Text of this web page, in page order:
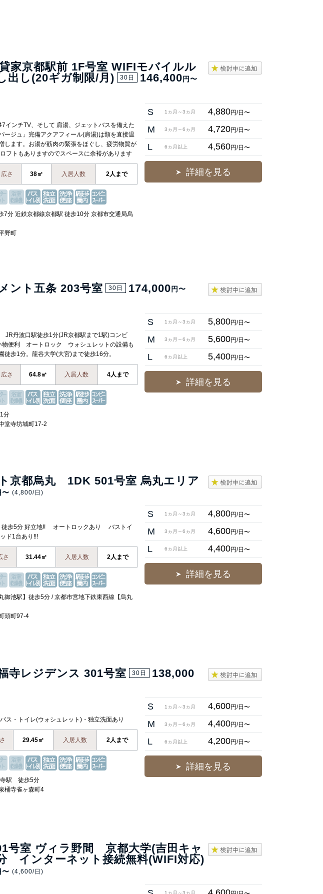
家京都駅前 1F号室 WIFIモバイルル
出し(20ギガ制限/月)
30日 146,400円〜
インチTV、そして 肩湯、ジェットバスを備えた
ージュ」完備アクアフィール(肩湯)は頸を直接温
します。お湯が筋肉の緊張をほぐし、疲労物質が
フトもありますのでスペースに余裕があります
広さ 38㎡ 入居人数 2人まで
7分 近鉄京都線京都駅 徒歩10分 京都市交通局烏
野町
S 1ヵ月～3ヵ月 4,880円/日〜
M 3ヵ月～6ヵ月 4,720円/日〜
L 6ヵ月以上 4,560円/日〜
詳細を見る
ント五条 203号室 30日 174,000 円〜
JR丹波口駅徒歩1分(JR京都駅まで1駅)コンビ
物便利 オートロック ウォシュレットの設備も
徒歩1分。龍谷大学(大宮)まで徒歩16分。
広さ 64.8㎡ 入居人数 4人まで
分
堂寺坊城町17-2
S 1ヵ月～3ヵ月 5,800円/日〜
M 3ヵ月～6ヵ月 5,600円/日〜
L 6ヵ月以上 5,400円/日〜
詳細を見る
京都烏丸 1DK 501号室 烏丸エリア
〜 (4,800/日)
徒歩5分 好立地!! オートロックあり バストイ
ド1台あり!!!
さ 31.44㎡ 入居人数 2人まで
御池駅】徒歩5分 / 京都市営地下鉄東西線【烏丸
頭町97-4
S 1ヵ月～3ヵ月 4,800円/日〜
M 3ヵ月～6ヵ月 4,600円/日〜
L 6ヵ月以上 4,400円/日〜
詳細を見る
寺レジデンス 301号室 30日 138,000
ス・トイレ(ウォシュレット)・独立洗面あり
29.45㎡ 入居人数 2人まで
駅 徒歩5分
桶寺雀ヶ森町4
S 1ヵ月～3ヵ月 4,600円/日〜
M 3ヵ月～6ヵ月 4,400円/日〜
L 6ヵ月以上 4,200円/日〜
詳細を見る
号室 ヴィラ野間 京都大学(吉田キャ
インターネット接続無料(WIFI対応)
〜 (4,600/日)
1ヵ月～3ヵ月